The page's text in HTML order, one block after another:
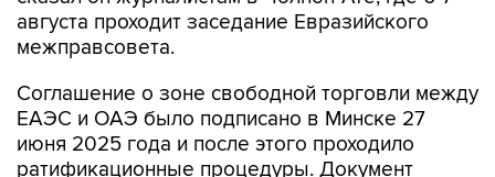
августа проходит заседание Евразийского
межправсовета.
Соглашение о зоне свободной торговли между
ЕАЭС и ОАЭ было подписано в Минске 27
июня 2025 года и после этого проходило
ратификационные процедуры. Документ